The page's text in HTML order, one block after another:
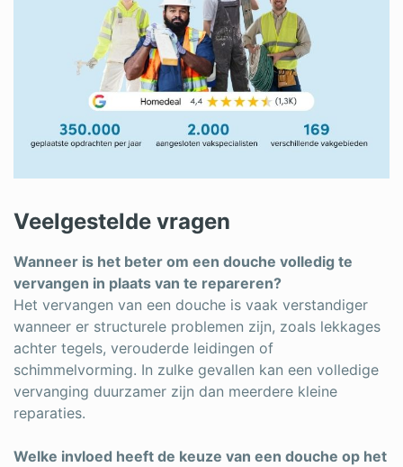
Veelgestelde vragen
Wanneer is het beter om een douche volledig te
vervangen in plaats van te repareren?
Het vervangen van een douche is vaak verstandiger
wanneer er structurele problemen zijn, zoals lekkages
achter tegels, verouderde leidingen of
schimmelvorming. In zulke gevallen kan een volledige
vervanging duurzamer zijn dan meerdere kleine
reparaties.
Welke invloed heeft de keuze van een douche op het